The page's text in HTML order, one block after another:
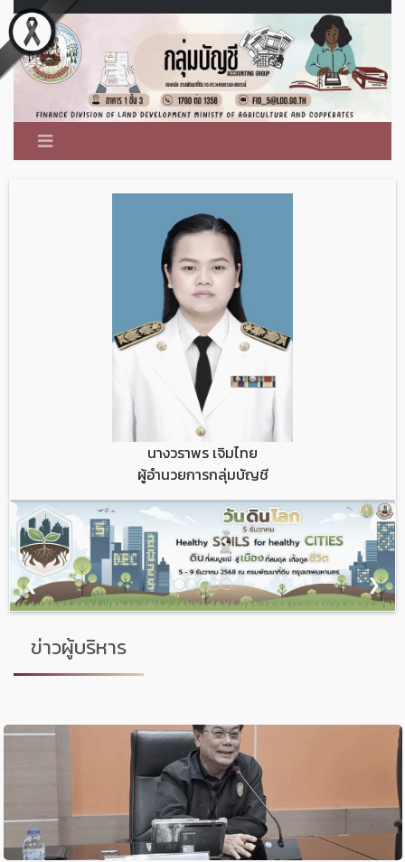
❮ ❯
นางวราพร เจิมไทย
ผู้อำนวยการกลุ่มบัญชี
ข่าวผู้บริหาร